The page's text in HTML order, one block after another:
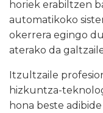
horiek erabiltzen
automatikoko
okerrera egingo
aterako da
Itzultzaile
hizkuntza-
hona beste